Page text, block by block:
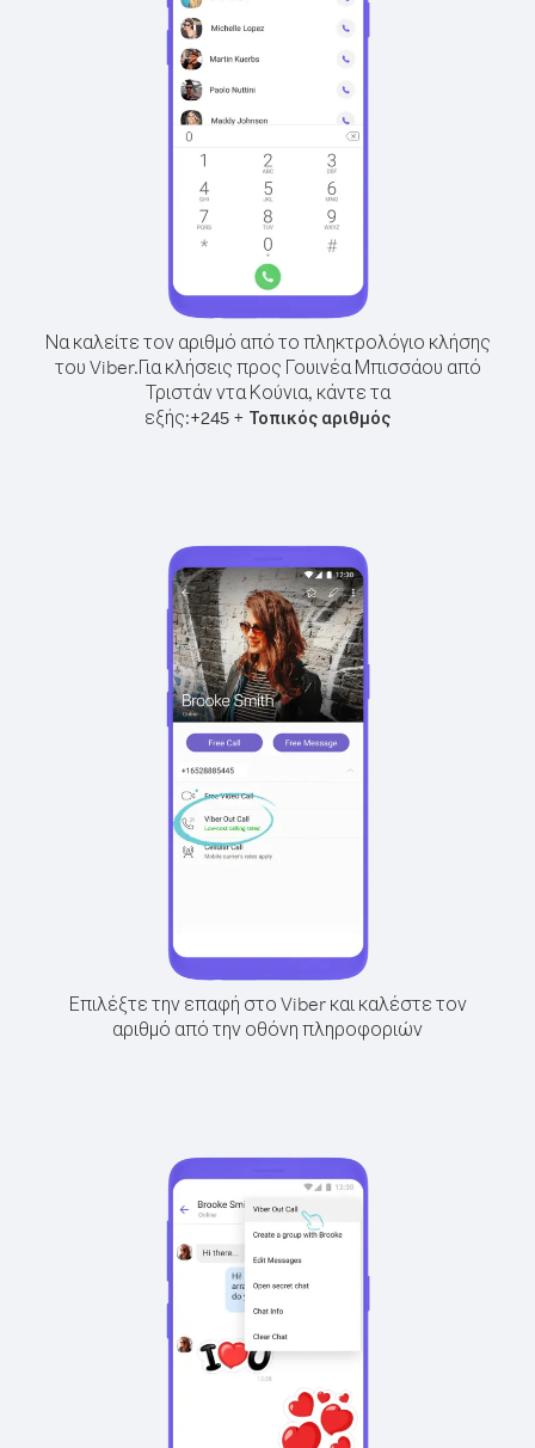
Να καλείτε τον αριθμό από το πληκτρολόγιο κλήσης
του Viber.Για κλήσεις προς Γουινέα Μπισσάου από
Τριστάν ντα Κούνια, κάντε τα
εξής:+245 + Τοπικός αριθμός
Επιλέξτε την επαφή στο Viber και καλέστε τον
αριθμό από την οθόνη πληροφοριών